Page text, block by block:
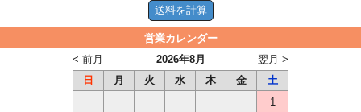
営業カレンダー
2026年8月
< 前月
翌月 >
日
月 火 水 木 金
土
1